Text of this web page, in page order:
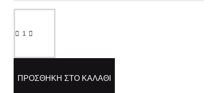
ΠΡΟΣΘΉΚΗ ΣΤΟ ΚΑΛΆΘΙ